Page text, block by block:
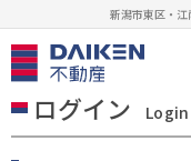
新潟市東区・
ログイン Login